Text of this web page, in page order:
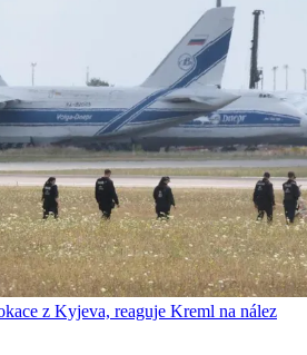
z Kyjeva, reaguje Kreml na nález